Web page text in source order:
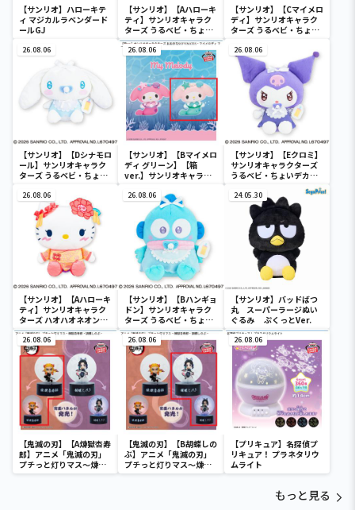
【サンリオ】ハローキテ
ィ マジカルラベンダード
ールGJ
【サンリオ】【Aハローキ
ティ】サンリオキャラク
ターズ うるベビ・ちょい
デカドール
【サンリオ】【Cマイメロ
ディ】サンリオキャラク
ターズ うるベビ・ちょい
26.08.06
【サンリオ】【Dシナモロ
ール】サンリオキャラク
ターズ うるベビ・ちょい
26.08.06
【サンリオ】【Bマイメロ
ディ グリーン】【箱
ver.】サンリオキャラク
SOFVIMATES～マイメロ
ディ マーメイドver. ～
26.08.06
【サンリオ】【Eクロミ】
サンリオキャラクターズ
うるベビ・ちょいデカド
26.08.06
【サンリオ】【Aハローキ
ティ】サンリオキャラク
ターズ ハオハオネオンタ
ウンドールBIGタイプ1
26.08.06
【サンリオ】【Bハンギョ
ドン】サンリオキャラク
ターズ うるベビ・ちょい
デカドール
24.05.30
【サンリオ】バッドばつ
丸 スーパーラージぬい
ぐるみ ぷくっとVer.
26.08.06
【鬼滅の刃】【A煉獄杏寿
郎】アニメ「鬼滅の刃」
プチっと灯りマス～煉獄
杏寿郎・胡蝶しのぶ～
26.08.06
【鬼滅の刃】【B胡蝶しの
ぶ】アニメ「鬼滅の刃」
プチっと灯りマス～煉獄
杏寿郎・胡蝶しのぶ～
26.08.06
【プリキュア】名探偵プ
リキュア！ プラネタリウ
ムライト
もっと見る